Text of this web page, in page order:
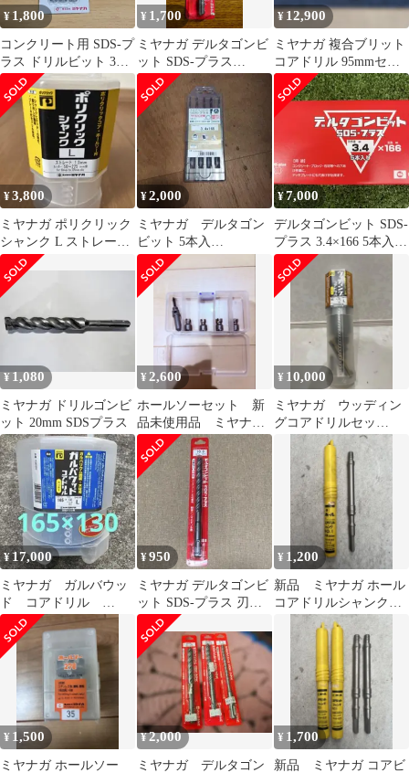
¥ 1,800
コンクリート用 SDS-プ
ラス ドリルビット 3本
入 デルタゴンビット
¥ 1,700
ミヤナガ デルタゴンビ
ット SDS-プラス
19.0mm DLSDS190
¥ 12,900
ミヤナガ 複合ブリット
コアドリル 95mmセッ
ト
¥3,800
ミヤナガ ポリクリック
シャンク L ストレート
13mm PCSKL
¥2,000
ミヤナガ デルタゴン
ビット 5本入
3.4x166mm サドルバ
ンド用
¥7,000
デルタゴンビット SDS-
プラス 3.4×166 5本入
+4.3×166 5本
¥1,080
ミヤナガ ドリルゴンビ
ット 20mm SDSプラス
¥ 2,600
ホールソーセット 新
品未使用品 ミヤナ
ガ ホルソー
¥ 10,000
ミヤナガ ウッディン
グコアドリルセッ
ト/65φ
¥17,000
ミヤナガ ガルバウッ
ド コアドリル
165×130 中古
¥950
ミヤナガ デルタゴンビ
ット SDS-プラス 刃先
径 10.0mm
¥ 1,200
新品 ミヤナガ ホール
コアドリルシャンク
NO.1/300mm ハンマー
ドリル用
¥ 1,500
ミヤナガ ホールソー
¥2,000
ミヤナガ デルタゴン
¥ 1,700
新品 ミヤナガ コアビ